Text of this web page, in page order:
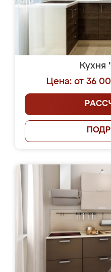
Кухня
Цена: от 36